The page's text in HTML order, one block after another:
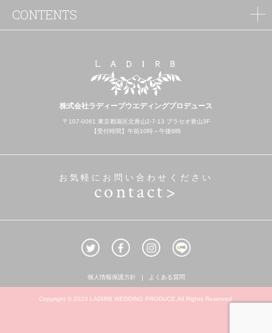
株式会社ラディーブウエディングプロデュース
〒107-0061 東京都港区北青山2-7-13 プラセオ青山3F
【受付時間】午前10時～午後6時
お気軽にお問い合わせください
contact>
個人情報保護方針 よくある質問
CONTENTS
Copyright © 2023 LADIRB WEDDING PRODUCE.All Rights Reserved.